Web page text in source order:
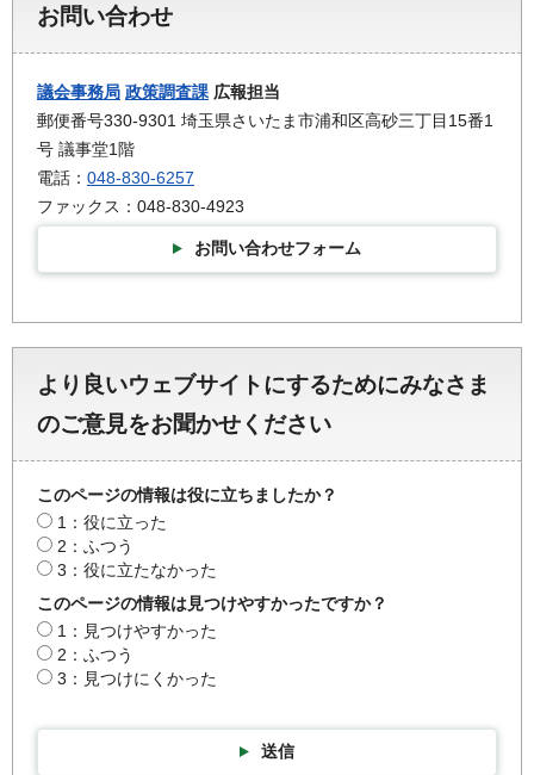
お問い合わせ
議会事務局 政策調査課 広報担当
郵便番号330-9301 埼玉県さいたま市浦和区高砂三丁目15番1
号 議事堂1階
電話： 048-830-6257
ファックス：048-830-4923
お問い合わせフォーム
より良いウェブサイトにするためにみなさま
のご意見をお聞かせください
このページの情報は役に立ちましたか？
1：役に立った
2：ふつう
3：役に立たなかった
このページの情報は見つけやすかったですか？
1：見つけやすかった
2：ふつう
3：見つけにくかった
送信